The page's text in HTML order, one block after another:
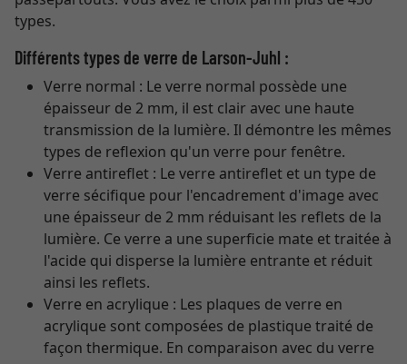
types.
Différents types de verre de Larson-Juhl :
Verre normal : Le verre normal possède une
épaisseur de 2 mm, il est clair avec une haute
transmission de la lumière. Il démontre les mêmes
types de reflexion qu'un verre pour fenêtre.
Verre antireflet : Le verre antireflet et un type de
verre sécifique pour l'encadrement d'image avec
une épaisseur de 2 mm réduisant les reflets de la
lumière. Ce verre a une superficie mate et traitée à
l'acide qui disperse la lumière entrante et réduit
ainsi les reflets.
Verre en acrylique : Les plaques de verre en
acrylique sont composées de plastique traité de
façon thermique. En comparaison avec du verre